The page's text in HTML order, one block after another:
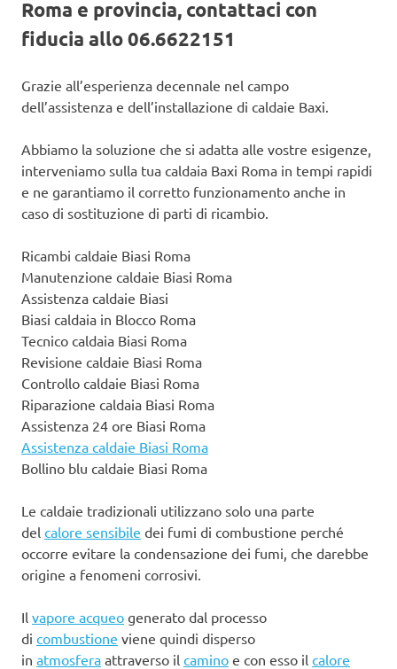
Roma e provincia, contattaci con
fiducia allo 06.6622151
Grazie all’esperienza decennale nel campo
dell’assistenza e dell’installazione di caldaie Baxi.
Abbiamo la soluzione che si adatta alle vostre esigenze,
interveniamo sulla tua caldaia Baxi Roma in tempi rapidi
e ne garantiamo il corretto funzionamento anche in
caso di sostituzione di parti di ricambio.
Ricambi caldaie Biasi Roma
Manutenzione caldaie Biasi Roma
Assistenza caldaie Biasi
Biasi caldaia in Blocco Roma
Tecnico caldaia Biasi Roma
Revisione caldaie Biasi Roma
Controllo caldaie Biasi Roma
Riparazione caldaia Biasi Roma
Assistenza 24 ore Biasi Roma
Assistenza caldaie Biasi Roma
Bollino blu caldaie Biasi Roma
Le caldaie tradizionali utilizzano solo una parte
del calore sensibile dei fumi di combustione perché
occorre evitare la condensazione dei fumi, che darebbe
origine a fenomeni corrosivi.
Il vapore acqueo generato dal processo
di combustione viene quindi disperso
in atmosfera attraverso il camino e con esso il calore